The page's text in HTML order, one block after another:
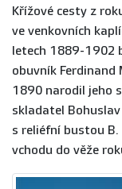
Křížové cesty z
ve venkovních
letech 1889-1902
obuvník Ferdinand
1890 narodil jeho
skladatel
s reliéfní bustou B.
vchodu do věže